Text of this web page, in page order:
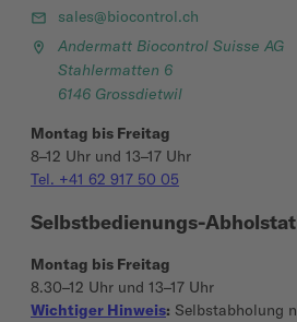
sales@biocontrol.ch
Andermatt Biocontrol Suisse AG
Stahlermatten 6
6146 Grossdietwil
Montag bis Freitag
8–12 Uhr und 13–17 Uhr
Tel. +41 62 917 50 05
Selbstbedienungs-
Montag bis Freitag
8.30–12 Uhr und 13–17 Uhr
Wichtiger Hinweis: Selbstabholung